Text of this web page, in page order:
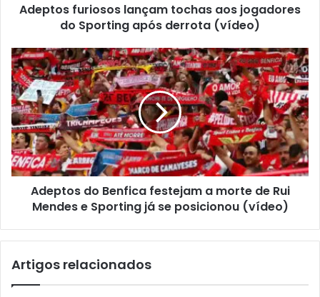
Adeptos furiosos lançam tochas aos jogadores
do Sporting após derrota (vídeo)
Adeptos do Benfica festejam a morte de Rui
Mendes e Sporting já se posicionou (vídeo)
Artigos relacionados